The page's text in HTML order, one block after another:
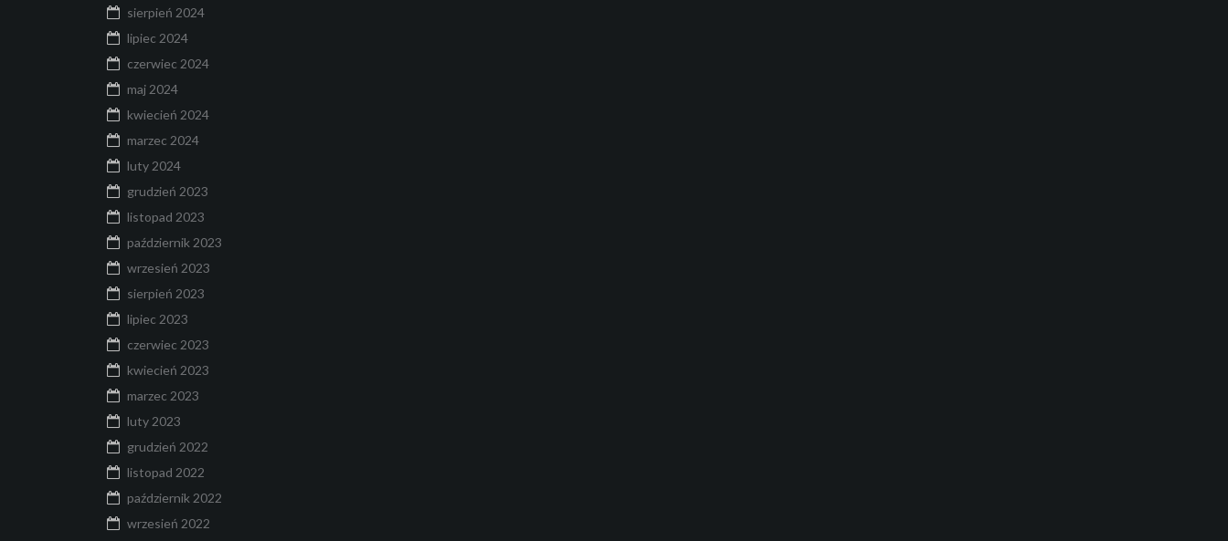
sierpień 2024
lipiec 2024
czerwiec 2024
maj 2024
kwiecień 2024
marzec 2024
luty 2024
grudzień 2023
listopad 2023
październik 2023
wrzesień 2023
sierpień 2023
lipiec 2023
czerwiec 2023
kwiecień 2023
marzec 2023
luty 2023
grudzień 2022
listopad 2022
październik 2022
wrzesień 2022